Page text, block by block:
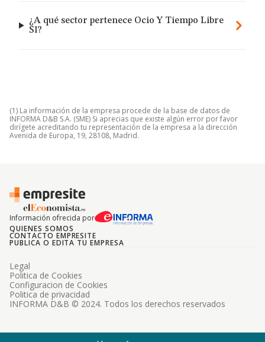
¿A qué sector pertenece Ocio Y Tiempo Libre
Sl?
(1) La información de la empresa procede de la base de datos de
INFORMA D&B S.A. (SME) Si aprecias que existe algún error por favor
dirígete acreditando tu representación de la empresa a la dirección
Avenida de Europa, 19, 28108, Madrid.
Información ofrecida por
QUIENES SOMOS
CONTACTO EMPRESITE
PUBLICA O EDITA TU EMPRESA
INFORMA D&B © 2024. Todos los derechos reservados
Legal
Politica de Cookies
Configuracion de Cookies
Politica de privacidad